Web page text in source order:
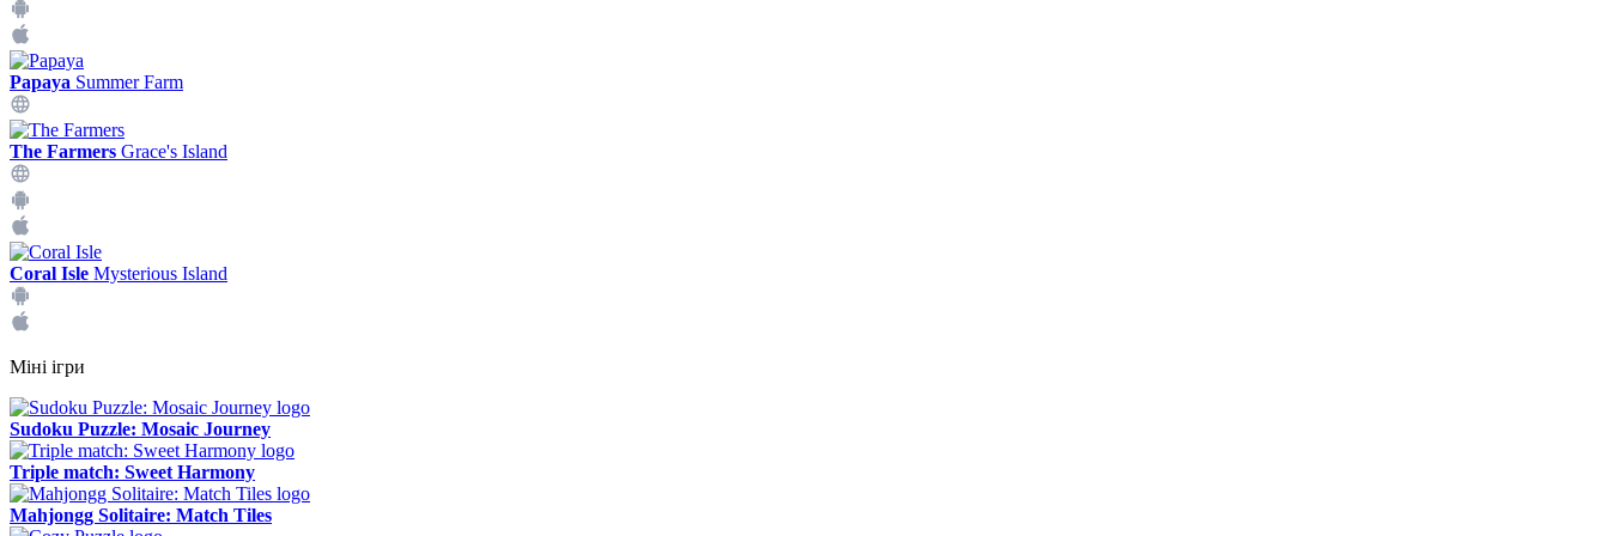
Papaya Summer Farm
The Farmers Grace's Island
Coral Isle Mysterious Island
Міні ігри
Sudoku Puzzle: Mosaic Journey
Triple match: Sweet Harmony
Mahjongg Solitaire: Match Tiles